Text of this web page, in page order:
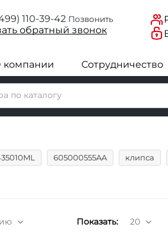
110-39-42 Позвонить
обратныйзвонок
компании Сотрудничество
605000555AA клипса
Показать:20